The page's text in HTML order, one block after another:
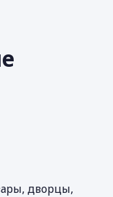
дворцы,